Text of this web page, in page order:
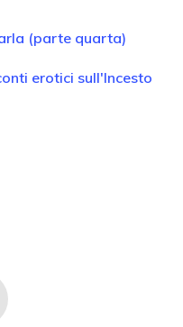
(parte quarta)
erotici sull'Incesto